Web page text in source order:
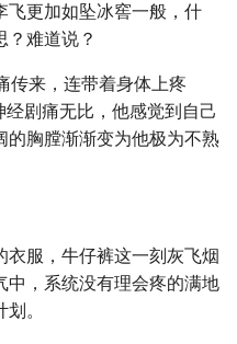
飞更加如坠冰窖一般，什
？难道说？
传来，连带着身体上疼
剧痛无比，他感觉到自己
的胸膛渐渐变为他极为不熟
衣服，牛仔裤这一刻灰飞烟
中，系统没有理会疼的满地
。